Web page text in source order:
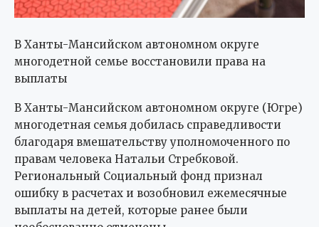
В Ханты-Мансийском автономном округе
многодетной семье восстановили права на
выплаты
В Ханты-Мансийском автономном округе (Югре)
многодетная семья добилась справедливости
благодаря вмешательству уполномоченного по
правам человека Натальи Стребковой.
Региональный Социальный фонд признал
ошибку в расчетах и возобновил ежемесячные
выплаты на детей, которые ранее были